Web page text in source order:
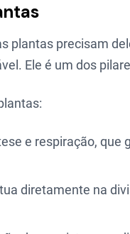
plantas precisam
Ele é um dos
e respiração, que
diretamente na